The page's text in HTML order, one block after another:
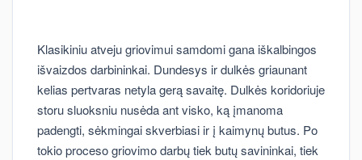
Klasikiniu atveju griovimui samdomi gana iškalbingos
išvaizdos darbininkai. Dundesys ir dulkės griaunant
kelias pertvaras netyla gerą savaitę. Dulkės koridoriuje
storu sluoksniu nusėda ant visko, ką įmanoma
padengti, sėkmingai skverbiasi ir į kaimynų butus. Po
tokio proceso griovimo darbų tiek butų savininkai, tiek